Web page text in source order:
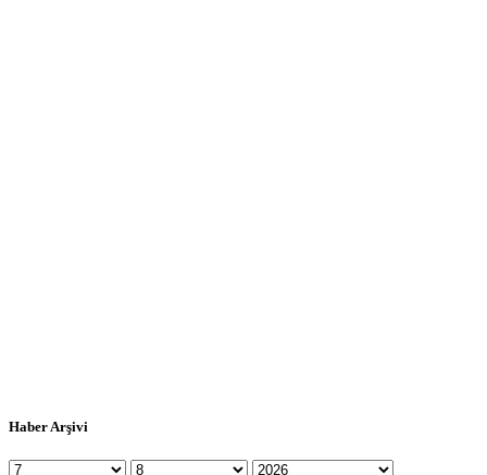
Haber Arşivi